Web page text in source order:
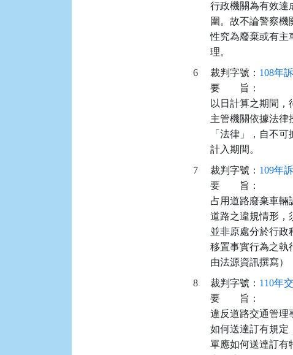
行政機關為有效達
圍。故不論警察
性究為廢棄或有主
理。
6
裁判字號： 108年
要
旨：
以日計算之期間，
主管機關依據法律
「法律」，自不
計入期間。
7
裁判字號： 109年
要
旨：
占用道路廢棄車輛
道路之違規情形，
並非原處分於行政
移置事實行為之執
由法源資訊撰寫）
8
裁判字號： 110年
要
旨：
違反道路交通管理
如何送達訂有規定
單應如何送達訂有